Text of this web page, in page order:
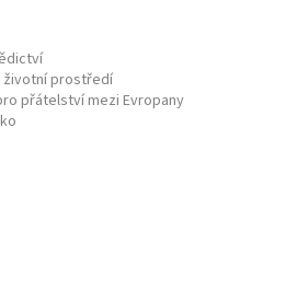
životní prostředí
přátelství mezi Evropany